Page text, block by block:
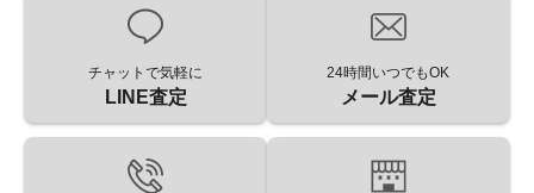
チャットで気軽に
LINE査定
24時間いつでもOK
メール査定